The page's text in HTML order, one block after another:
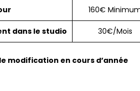
160€
dans le studio 30€/Mois
modification en cours d’année